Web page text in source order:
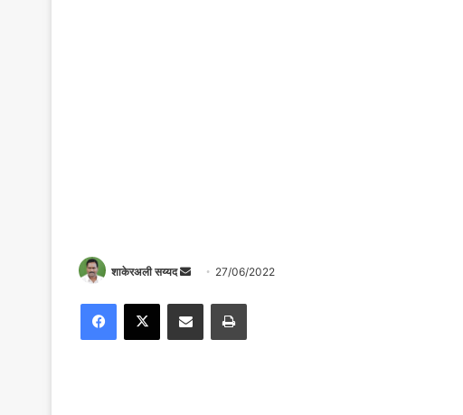
शाकेरअली सय्यद
Send
email
27/06/2022
Facebook
X Share via Email Print